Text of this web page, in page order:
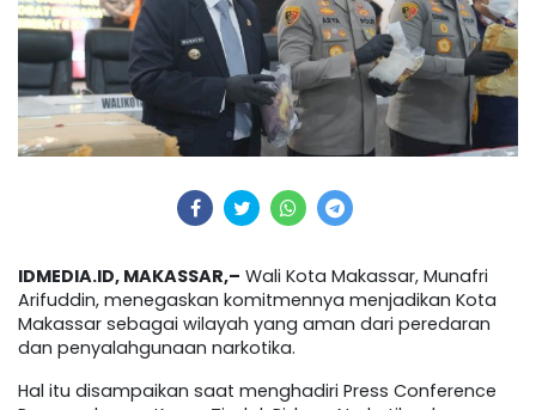
IDMEDIA.ID, MAKASSAR,– Wali Kota Makassar, Munafri
Arifuddin, menegaskan komitmennya menjadikan Kota
Makassar sebagai wilayah yang aman dari peredaran
dan penyalahgunaan narkotika.
Hal itu disampaikan saat menghadiri Press Conference